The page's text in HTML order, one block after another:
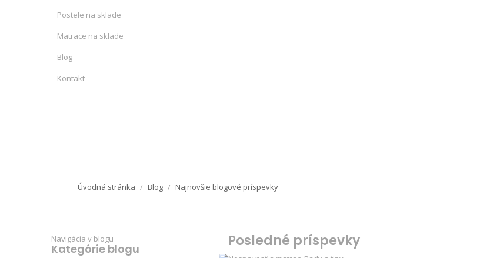
Postele na sklade
Matrace na sklade
Blog
Kontakt
Úvodná stránka Blog Najnovšie blogové príspevky
Navigácia v blogu
Kategórie blogu Posledné príspevky